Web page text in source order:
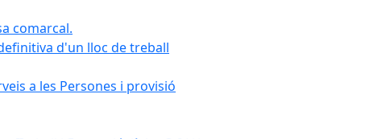
comarcal.
d'un lloc de treball
a les Persones i provisió